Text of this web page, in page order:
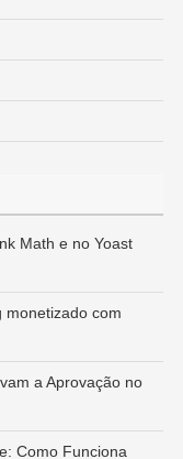
Math e no Yoast
monetizado com
a Aprovação no
Como Funciona